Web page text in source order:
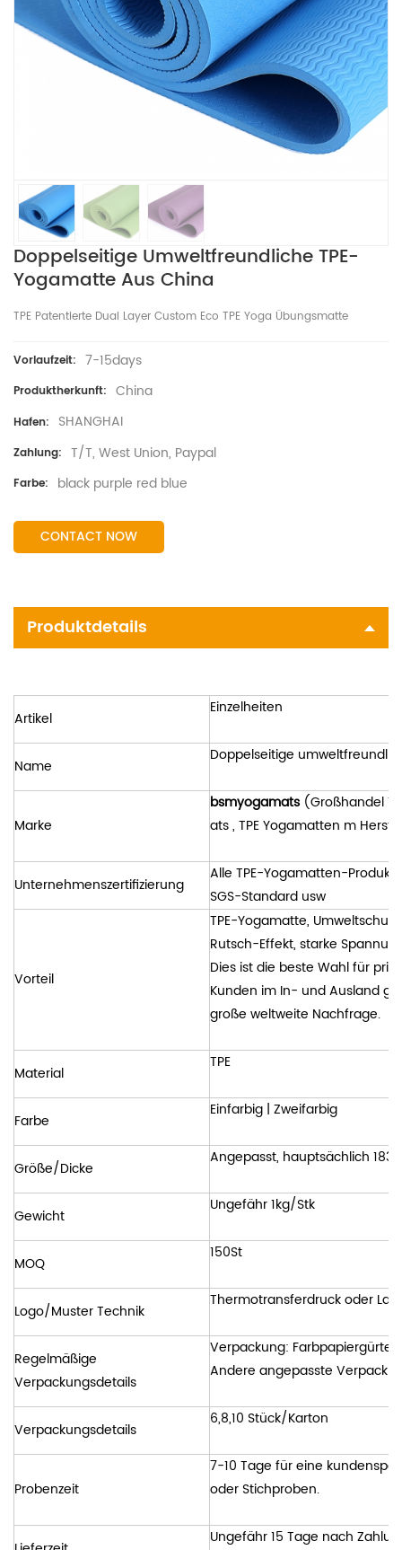
Doppelseitige Umweltfreundliche TPE-
Yogamatte Aus China
TPE Patentierte Dual Layer Custom Eco TPE Yoga Übungsmatte
Vorlaufzeit: 7-15days
Produktherkunft: China
Hafen: SHANGHAI
Zahlung: T/T, West Union, Paypal
Farbe: black purple red blue
CONTACT NOW
Produktdetails
Artikel
Einzelheiten
Name
Doppelseitige
Marke
bsmyogamats (Großhandel
ats, TPE Yogamatten m
Unternehmenszertifizierung
Alle TPE-Yogamatten-
SGS-Standard usw
Vorteil
TPE-Yogamatte,
Rutsch-Effekt, starke
Dies ist die beste Wahl für
Kunden im In- und Ausland
große weltweite Nachfrage.
Material
TPE
Farbe
Einfarbig | Zweifarbig
Größe/Dicke
Angepasst, hauptsächlich 183
Gewicht
Ungefähr 1kg/Stk
MOQ
150St
Logo/Muster Technik
Thermotransferdruck oder
Regelmäßige
Verpackungsdetails
Verpackung: Farbpapiergürtel
Andere angepasste
Verpackungsdetails
6,8,10 Stück/Karton
Probenzeit
7-10 Tage für eine
oder Stichproben.
Ungefähr 15 Tage nach